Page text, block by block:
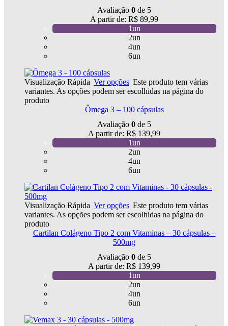
Avaliação 0 de 5
A partir de: R$ 89,99
1un
2un
4un
6un
Visualização Rápida Ver opções Este produto tem várias
variantes. As opções podem ser escolhidas na página do
produto
Ômega 3 – 100 cápsulas
Avaliação 0 de 5
A partir de: R$ 139,99
1un
2un
4un
6un
Visualização Rápida Ver opções Este produto tem várias
variantes. As opções podem ser escolhidas na página do
produto
Cartilan Colágeno Tipo 2 com Vitaminas – 30 cápsulas –
500mg
Avaliação 0 de 5
A partir de: R$ 139,99
1un
2un
4un
6un